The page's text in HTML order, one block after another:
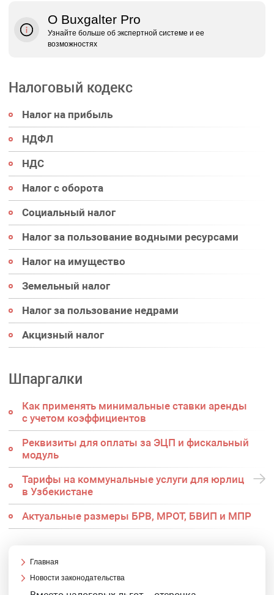
О Buxgalter Pro
Узнайте больше об экспертной системе и ее
возможностях
Налоговый кодекс
Налог на прибыль
НДФЛ
НДС
Налог с оборота
Социальный налог
Налог за пользование водными ресурсами
Налог на имущество
Земельный налог
Налог за пользование недрами
Акцизный налог
Шпаргалки
Как применять минимальные ставки аренды
с учетом коэффициентов
Реквизиты для оплаты за ЭЦП и фискальный
модуль
Тарифы на коммунальные услуги для юрлиц
в Узбекистане
Актуальные размеры БРВ, МРОТ, БВИП и МПР
Главная
Новости законодательства